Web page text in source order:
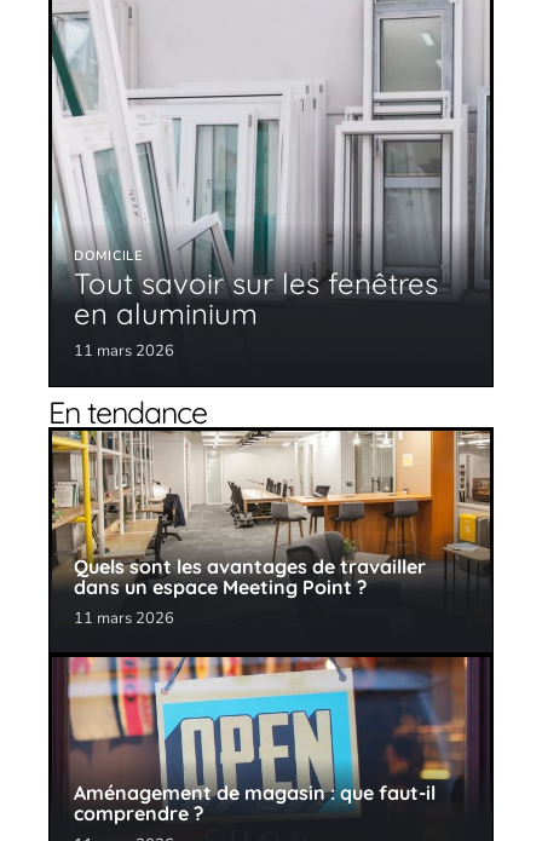
DOMICILE
Tout savoir sur les fenêtres
en aluminium
11 mars 2026
En tendance
Quels sont les avantages de travailler
dans un espace Meeting Point ?
11 mars 2026
Aménagement de magasin : que faut-il
comprendre ?